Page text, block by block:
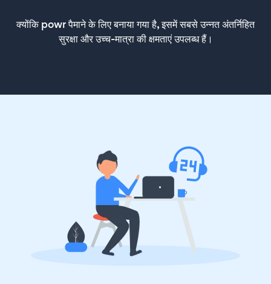
क्योंकि powr पैमाने के लिए बनाया गया है, इसमें सबसे उन्नत अंतर्निहित
सुरक्षा और उच्च-मात्रा की क्षमताएं उपलब्ध हैं।